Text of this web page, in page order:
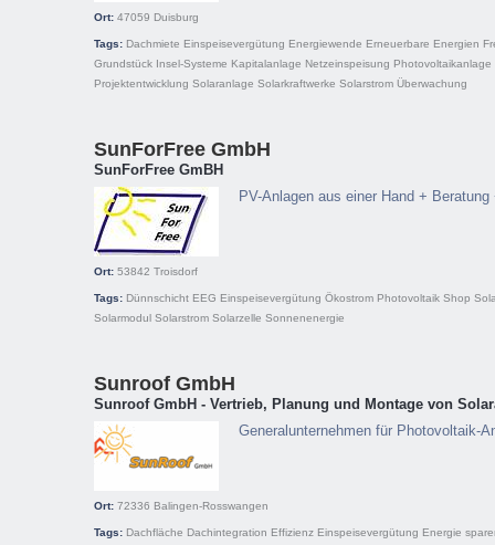
Ort: 47059 Duisburg
Tags: Dachmiete Einspeisevergütung Energiewende Erneuerbare Energien
Grundstück Insel-Systeme Kapitalanlage Netzeinspeisung Photovoltaikanlage
Projektentwicklung Solaranlage Solarkraftwerke Solarstrom Überwachung
SunForFree GmbH
SunForFree GmBH
PV-Anlagen aus einer Hand +
Ort: 53842 Troisdorf
Tags: Dünnschicht EEG Einspeisevergütung Ökostrom Photovoltaik Shop
Solarmodul Solarstrom Solarzelle Sonnenenergie
Sunroof GmbH
Sunroof GmbH - Vertrieb, Planung und Montage von
Generalunternehmen für Photovoltaik-
Ort: 72336 Balingen-Rosswangen
Tags: Dachfläche Dachintegration Effizienz Einspeisevergütung Energie